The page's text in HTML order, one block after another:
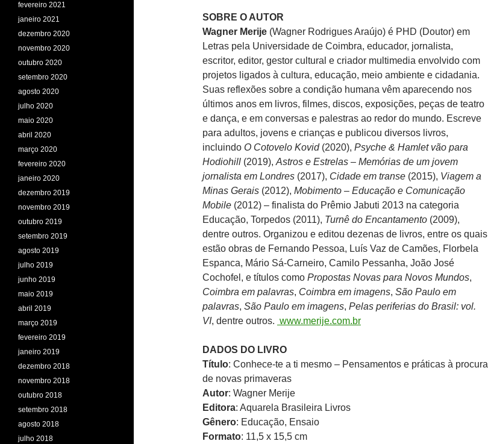
SOBRE O AUTOR
Wagner Merije (Wagner Rodrigues Araújo) é PHD (Doutor) em
Letras pela Universidade de Coimbra, educador, jornalista,
escritor, editor, gestor cultural e criador multimedia envolvido com
projetos ligados à cultura, educação, meio ambiente e cidadania.
Suas reflexões sobre a condição humana vêm aparecendo nos
últimos anos em livros, filmes, discos, exposições, peças de teatro
e dança, e em conversas e palestras ao redor do mundo. Escreve
para adultos, jovens e crianças e publicou diversos livros,
incluindo O Cotovelo Kovid(2020), Psyche & Hamlet vão para
Hodiohill (2019), Astros e Estrelas – Memórias de um jovem
jornalista em Londres (2017), Cidade em transe (2015), Viagem a
Minas Gerais (2012), Mobimento – Educação e Comunicação
Mobile (2012) – finalista do Prêmio Jabuti 2013 na categoria
Educação, Torpedos (2011), Turnê do Encantamento (2009),
dentre outros. Organizou e editou dezenas de livros, entre os quais
estão obras de Fernando Pessoa, Luís Vaz de Camões, Florbela
Espanca, Mário Sá-Carneiro, Camilo Pessanha, João José
Cochofel, e títulos como Propostas Novas para Novos Mundos,
Coimbra em palavras, Coimbra em imagens, São Paulo em
palavras, São Paulo em imagens, Pelas periferias do Brasil: vol.
VI, dentre outros. www.merije.com.br
DADOS DO LIVRO
Título: Conhece-te a ti mesmo – Pensamentos e práticas à procura
de novas primaveras
Autor: Wagner Merije
Editora: Aquarela Brasileira Livros
Gênero: Educação, Ensaio
Formato: 11,5 x 15,5 cm
fevereiro 2021
janeiro 2021
dezembro 2020
novembro 2020
outubro 2020
setembro 2020
agosto 2020
julho 2020
maio 2020
abril 2020
março 2020
fevereiro 2020
janeiro 2020
dezembro 2019
novembro 2019
outubro 2019
setembro 2019
agosto 2019
julho 2019
junho 2019
maio 2019
abril 2019
março 2019
fevereiro 2019
janeiro 2019
dezembro 2018
novembro 2018
outubro 2018
setembro 2018
agosto 2018
julho 2018